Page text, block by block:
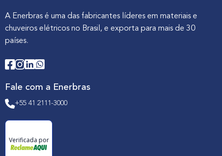
A Enerbras é uma das fabricantes líderes em materiais e
chuveiros elétricos no Brasil, e exporta para mais de 30
países.
Fale com a Enerbras
+55 41 2111-3000
Verificada por